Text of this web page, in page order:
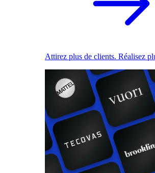
Attirez plus de clients. Réalisez